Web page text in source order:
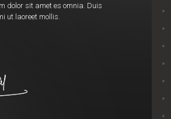
dolor sit amet es omnia. Duis
ut laoreet mollis.